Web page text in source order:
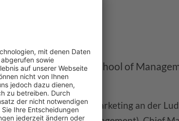
Sarstedt
München (Munich School of
Institutsdirektor für Marketing an der